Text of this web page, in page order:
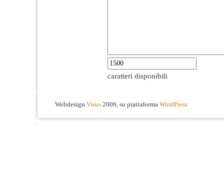
caratteri disponibili
Webdesign Visus 2006, su piattaforma WordPress